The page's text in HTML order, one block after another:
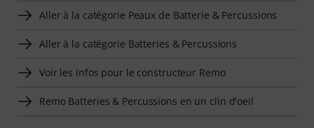
Aller à la catégorie Peaux de Batterie & Percussions
Aller à la catégorie Batteries & Percussions
Voir les infos pour le constructeur Remo
Remo Batteries & Percussions en un clin d'oeil